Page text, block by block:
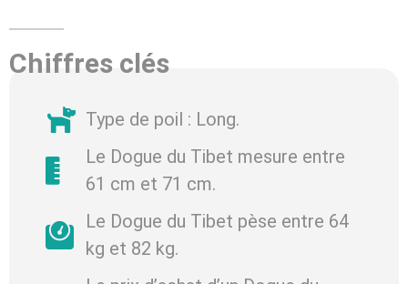
Chiffres clés
Type de poil : Long.
Le Dogue du Tibet mesure entre
61 cm et 71 cm.
Le Dogue du Tibet pèse entre 64
kg et 82 kg.